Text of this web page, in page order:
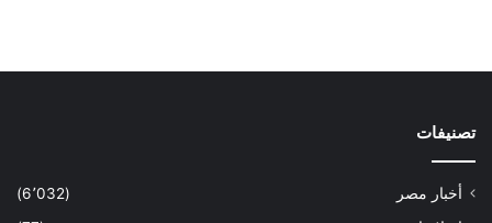
تصنيفات
أخبار مصر
(6٬032)